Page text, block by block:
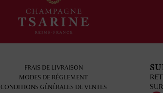
FRAIS DE LIVRAISON
MODES DE RÉGLEMENT
CONDITIONS GÉNÉRALES DE VENTES